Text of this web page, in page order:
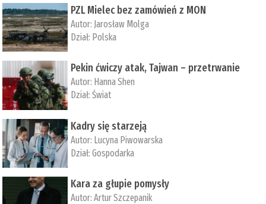
PZL Mielec bez zamówień z MON
Autor: Jarosław Molga
Dział: Polska
Pekin ćwiczy atak, Tajwan – przetrwanie
Autor: ­Hanna Shen
Dział:Świat
Kadry się starzeją
Autor: Lucyna Piwowarska
Dział:Gospodarka
Kara za głupie pomysły
Autor:Artur Szczepanik